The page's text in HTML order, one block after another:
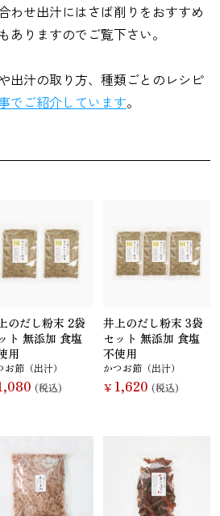
海苔 その他海藻
（ちりめんじ
ゃこ）
こ 辛子明太子
わせ出汁にはさば削りをおすすめ
ありますのでご覧下さい。
出汁の取り方、種類ごとのレシピ
でご紹介しています。
のだし粉末 2袋
ト 無添加 食塩
用
お節（出汁）
(税込)
井上のだし粉末 3袋
セット 無添加 食塩
不使用
かつお節（出汁）
￥ 1,620 (税込)